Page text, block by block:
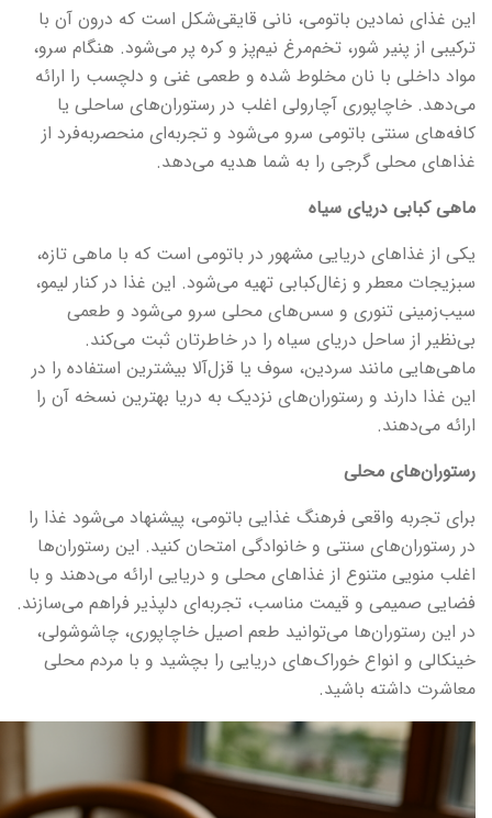
این غذای نمادین باتومی، نانی قایقی‌شکل است که درون آن با
ترکیبی از پنیر شور، تخم‌مرغ نیم‌پز و کره پر می‌شود. هنگام سرو،
مواد داخلی با نان مخلوط شده و طعمی غنی و دلچسب را ارائه
می‌دهد. خاچاپوری آچارولی اغلب در رستوران‌های ساحلی یا
کافه‌های سنتی باتومی سرو می‌شود و تجربه‌ای منحصربه‌فرد از
غذاهای محلی گرجی را به شما هدیه می‌دهد.
ماهی کبابی دریای سیاه
یکی از غذاهای دریایی مشهور در باتومی است که با ماهی تازه،
سبزیجات معطر و زغال‌کبابی تهیه می‌شود. این غذا در کنار لیمو،
سیب‌زمینی تنوری و سس‌های محلی سرو می‌شود و طعمی
بی‌نظیر از ساحل دریای سیاه را در خاطرتان ثبت می‌کند.
ماهی‌هایی مانند سردین، سوف یا قزل‌آلا بیشترین استفاده را در
این غذا دارند و رستوران‌های نزدیک به دریا بهترین نسخه آن را
ارائه می‌دهند.
رستوران‌های محلی
برای تجربه واقعی فرهنگ غذایی باتومی، پیشنهاد می‌شود غذا را
در رستوران‌های سنتی و خانوادگی امتحان کنید. این رستوران‌ها
اغلب منویی متنوع از غذاهای محلی و دریایی ارائه می‌دهند و با
فضایی صمیمی و قیمت مناسب، تجربه‌ای دلپذیر فراهم می‌سازند.
در این رستوران‌ها می‌توانید طعم اصیل خاچاپوری، چاشوشولی،
خینکالی و انواع خوراک‌های دریایی را بچشید و با مردم محلی
معاشرت داشته باشید.